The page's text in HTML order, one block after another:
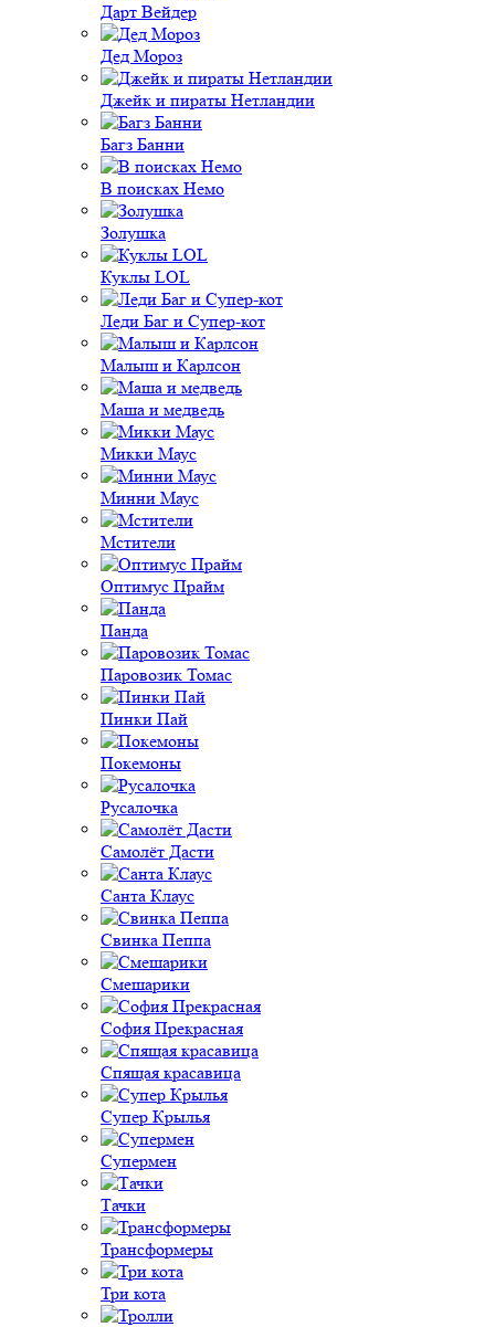
Дарт Вейдер
Дед Мороз
Джейк и пираты Нетландии
Багз Банни
В поисках Немо
Золушка
Куклы LOL
Леди Баг и Супер-кот
Малыш и Карлсон
Маша и медведь
Микки Маус
Минни Маус
Мстители
Оптимус Прайм
Панда
Паровозик Томас
Пинки Пай
Покемоны
Русалочка
Самолёт Дасти
Санта Клаус
Свинка Пеппа
Смешарики
София Прекрасная
Спящая красавица
Супер Крылья
Супермен
Тачки
Трансформеры
Три кота